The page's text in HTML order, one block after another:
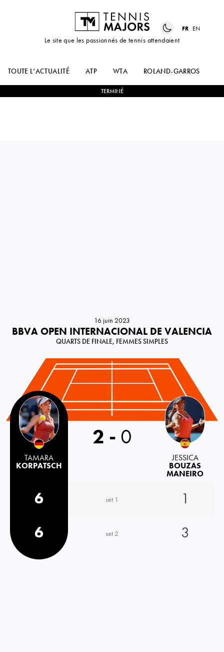
Le site que les passionnés de tennis attendaient
FR EN
TOUTE L’ACTUALITÉ ATP WTA ROLAND-GARROS
TERMINÉ
16 juin 2023
BBVA OPEN INTERNACIONAL DE VALENCIA
QUARTS DE FINALE, FEMMES SIMPLES
Germany
TAMARA
KORPATSCH
2 - 0
JESSICA
BOUZAS
MANEIRO
6 set 1
1
6
set 2 3